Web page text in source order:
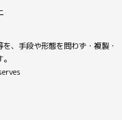
、手段や形態を問わず・複製・